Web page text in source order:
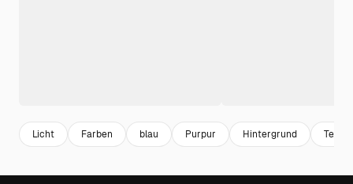
Licht Farben blau Purpur Hintergrund Textur